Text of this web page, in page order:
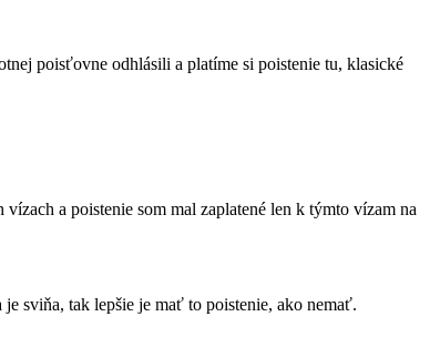
poisťovne odhlásili a platíme si poistenie tu, klasické
a poistenie som mal zaplatené len k týmto vízam na
sviňa, tak lepšie je mať to poistenie, ako nemať.